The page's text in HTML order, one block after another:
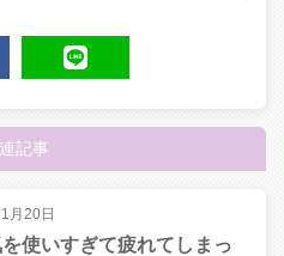
記事
月20日
使いすぎて疲れてしまっ